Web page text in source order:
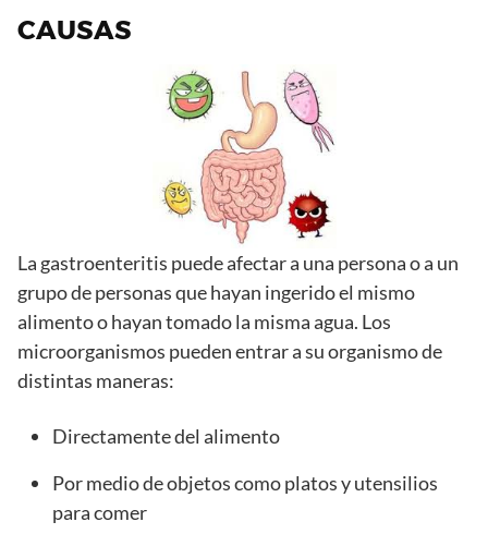
CAUSAS
La gastroenteritis puede afectar a una persona o a un
grupo de personas que hayan ingerido el mismo
alimento o hayan tomado la misma agua. Los
microorganismos pueden entrar a su organismo de
distintas maneras:
Directamente del alimento
Por medio de objetos como platos y utensilios
para comer